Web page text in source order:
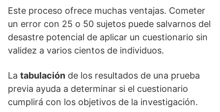
Este proceso ofrece muchas ventajas. Cometer
un error con 25 o 50 sujetos puede salvarnos del
desastre potencial de aplicar un cuestionario sin
validez a varios cientos de individuos.
La tabulación de los resultados de una prueba
previa ayuda a determinar si el cuestionario
cumplirá con los objetivos de la investigación.